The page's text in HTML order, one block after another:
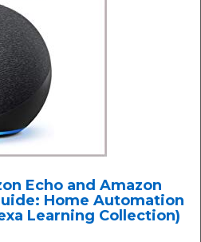
Echo and Amazon
Home Automation
Learning Collection)